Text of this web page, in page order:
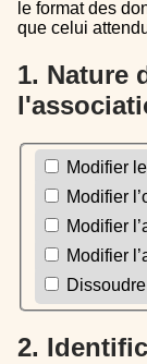
le format des
que celui
1. Nature de la modification de
Modifier
Modifier
Modifier
Modifier
2.